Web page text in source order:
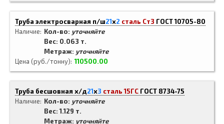
Труба электросварная п/ш21x2 сталь Ст3 ГОСТ 10705-80
Наличие
Кол-во: уточняйте
Вес: 0.063 т.
Метраж: уточняйте
Цена (руб./тонну) 110500.00
Труба бесшовная х/д21x3 сталь 15ГС ГОСТ 8734-75
Наличие
Кол-во: уточняйте
Вес: 1.129 т.
Метраж: уточняйте